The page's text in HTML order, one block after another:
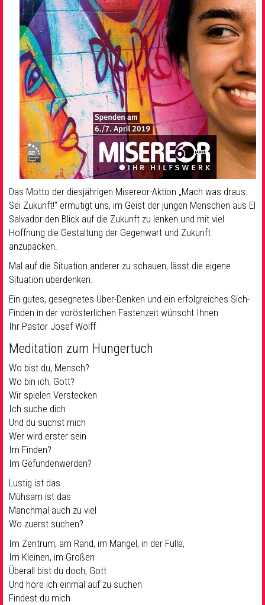
Das Motto der diesjährigen Misereor-Aktion „Mach was draus:
Sei Zukunft!“ ermutigt uns, im Geist der jungen Menschen aus El
Salvador den Blick auf die Zukunft zu lenken und mit viel
Hoffnung die Gestaltung der Gegenwart und Zukunft
anzupacken.
Mal auf die Situation anderer zu schauen, lässt die eigene
Situation überdenken.
Ein gutes, gesegnetes Über-Denken und ein erfolgreiches Sich-
Finden in der vorösterlichen Fastenzeit wünscht Ihnen
Ihr Pastor Josef Wolff
Meditation zum Hungertuch
Wo bist du, Mensch?
Wo bin ich, Gott?
Wir spielen Verstecken
Ich suche dich
Und du suchst mich
Wer wird erster sein
Im Finden?
Im Gefundenwerden?
Lustig ist das
Mühsam ist das
Manchmal auch zu viel
Wo zuerst suchen?
Im Zentrum, am Rand, im Mangel, in der Fülle,
Im Kleinen, im Großen
Überall bist du doch, Gott
Und höre ich einmal auf zu suchen
Findest du mich